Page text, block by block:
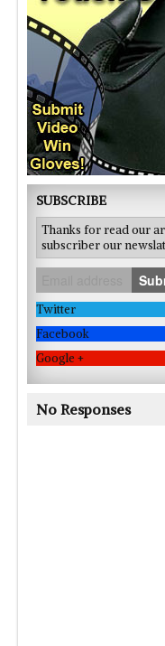
SUBSCRIBE
Thanks for read our
subscriber our
Twitter
Facebook
Google +
No Responses